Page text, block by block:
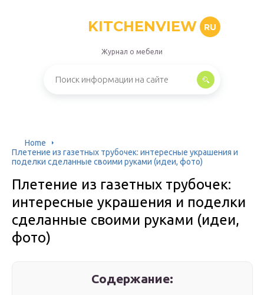
KITCHENVIEW RU
Журнал о мебели
Home
Плетение из газетных трубочек: интересные украшения и
поделки сделанные своими руками (идеи, фото)
Плетение из газетных трубочек:
интересные украшения и поделки
сделанные своими руками (идеи,
фото)
Содержание: